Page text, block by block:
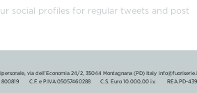
via dell’Economia 24/2, 35044 Montagnana (PD) Italy
C.F. e P.IVA:05057460288       C.S. Euro 10.000,00 i.v.        REA.PD-
social profiles for regular tweets and post